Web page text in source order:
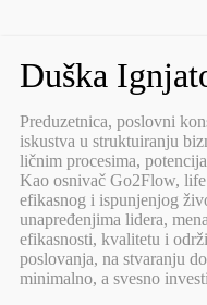
Duška
Preduzetnica, poslovni
iskustva u struktuiranju
ličnim procesima,
Kao osnivač Go2Flow,
efikasnog i ispunjenjog
unapređenjima lidera,
efikasnosti, kvalitetu i
poslovanja, na stvaranju
minimalno, a svesno